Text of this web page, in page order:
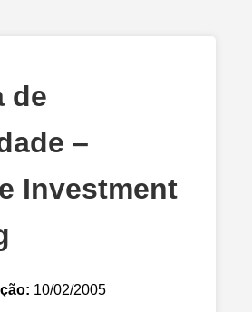
de
–
Investment
10/02/2005